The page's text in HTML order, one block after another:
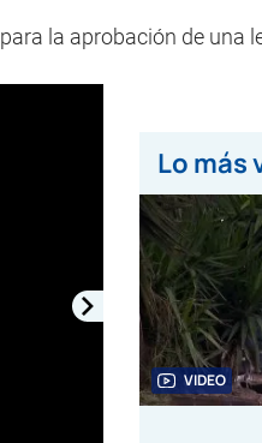
la aprobación de una
Lo más
VIDEO